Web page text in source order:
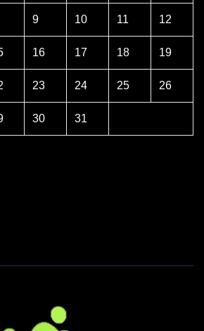
9 10 11 12
16 17 18 19
23 24 25 26
30 31